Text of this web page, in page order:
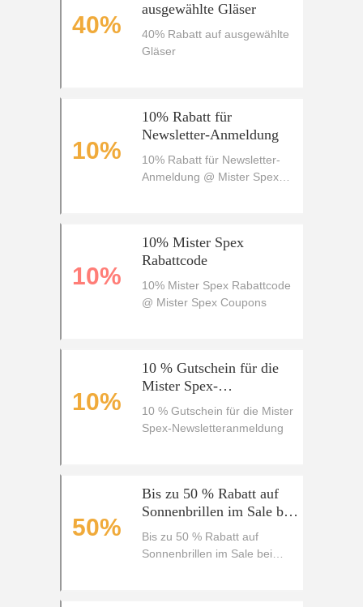
40%
ausgewählte Gläser
40% Rabatt auf ausgewählte
Gläser
10%
10% Rabatt für
Newsletter-Anmeldung
10% Rabatt für Newsletter-
Anmeldung @ Mister Spex
10%
10% Mister Spex
Rabattcode
10% Mister Spex Rabattcode
@ Mister Spex Coupons
10%
10 % Gutschein für die
Mister Spex-
Newsletteranmeldung
10 % Gutschein für die Mister
Spex-Newsletteranmeldung
50%
Bis zu 50 % Rabatt auf
Sonnenbrillen im Sale bei
Mister Spex
Bis zu 50 % Rabatt auf
Sonnenbrillen im Sale bei